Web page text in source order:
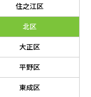
住之江区
北区
大正区
平野区
東成区